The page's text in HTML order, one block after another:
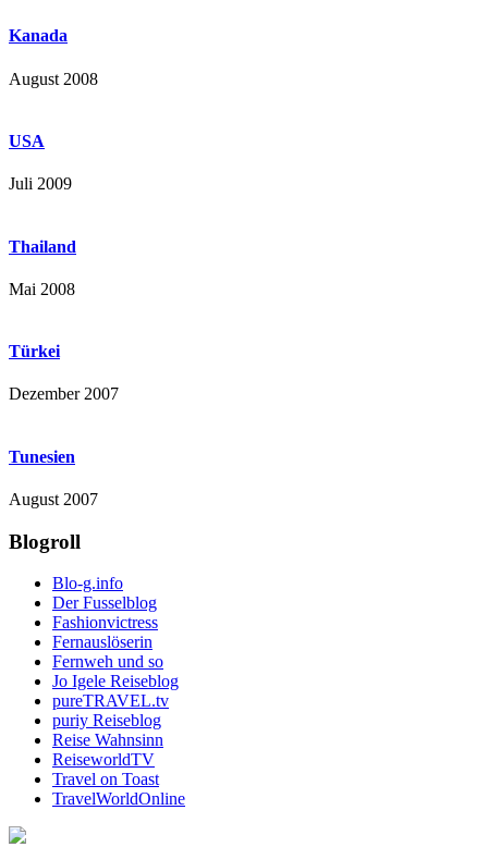
Kanada
August 2008
USA
Juli 2009
Thailand
Mai 2008
Türkei
Dezember 2007
Tunesien
August 2007
Blogroll
Blo-g.info
Der Fusselblog
Fashionvictress
Fernauslöserin
Fernweh und so
Jo Igele Reiseblog
pureTRAVEL.tv
puriy Reiseblog
Reise Wahnsinn
ReiseworldTV
Travel on Toast
TravelWorldOnline